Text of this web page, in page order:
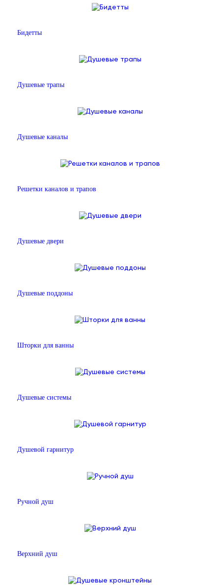
Бидетты
Душевые трапы
Душевые каналы
Решетки каналов и трапов
Душевые двери
Душевые поддоны
Шторки для ванны
Душевые системы
Душевой гарнитур
Ручной душ
Верхний душ